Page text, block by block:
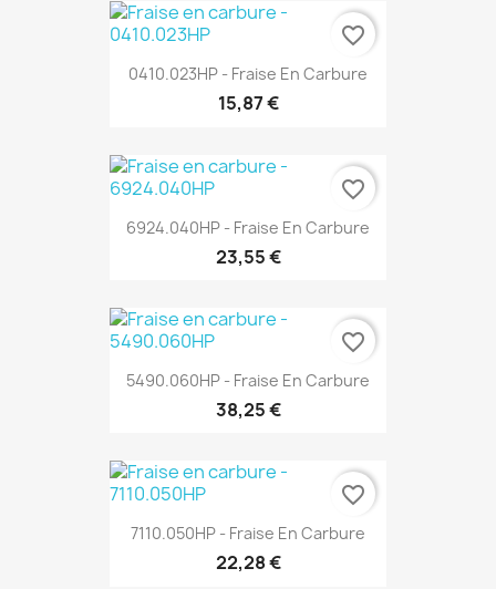
0410.023HP - Fraise En Carbure
15,87 €
favorite_border
6924.040HP - Fraise En Carbure
23,55 €
favorite_border
5490.060HP - Fraise En Carbure
38,25 €
favorite_border
7110.050HP - Fraise En Carbure
22,28 €
favorite_border